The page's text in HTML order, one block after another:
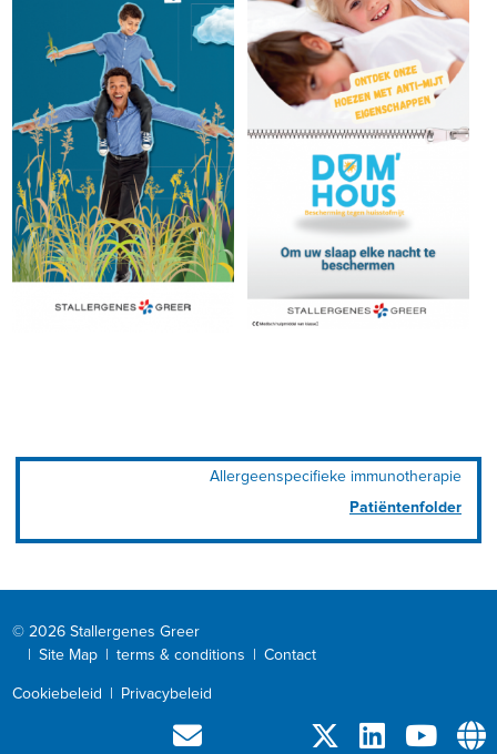
Allergeenspecifieke immunotherapie
Patiëntenfolder
© 2026 Stallergenes Greer
Site Map terms & conditions Contact
Cookiebeleid Privacybeleid